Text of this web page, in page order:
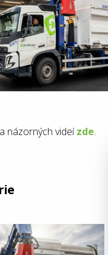
názorných videízde.